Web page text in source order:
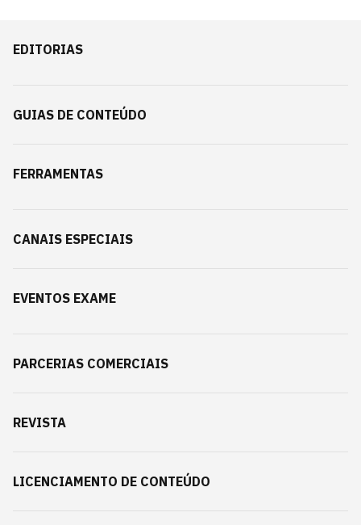
EDITORIAS
GUIAS DE CONTEÚDO
FERRAMENTAS
CANAIS ESPECIAIS
EVENTOS EXAME
PARCERIAS COMERCIAIS
REVISTA
LICENCIAMENTO DE CONTEÚDO